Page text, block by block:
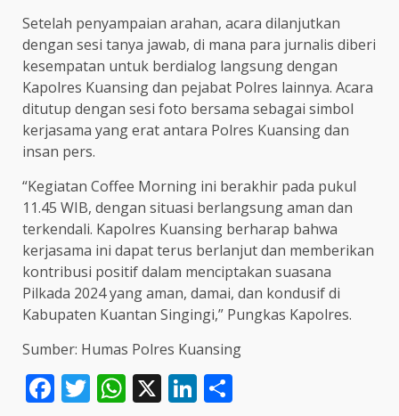
Setelah penyampaian arahan, acara dilanjutkan
dengan sesi tanya jawab, di mana para jurnalis diberi
kesempatan untuk berdialog langsung dengan
Kapolres Kuansing dan pejabat Polres lainnya. Acara
ditutup dengan sesi foto bersama sebagai simbol
kerjasama yang erat antara Polres Kuansing dan
insan pers.
“Kegiatan Coffee Morning ini berakhir pada pukul
11.45 WIB, dengan situasi berlangsung aman dan
terkendali. Kapolres Kuansing berharap bahwa
kerjasama ini dapat terus berlanjut dan memberikan
kontribusi positif dalam menciptakan suasana
Pilkada 2024 yang aman, damai, dan kondusif di
Kabupaten Kuantan Singingi,” Pungkas Kapolres.
Sumber: Humas Polres Kuansing
Facebook
Twitter
WhatsApp
X LinkedIn